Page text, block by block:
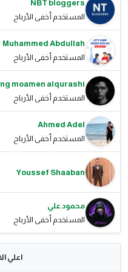
NBT bloggers
المستخدم أخفى الأرباح
Muhammed Abdullah
المستخدم أخفى الأرباح
moamen alqurashi
المستخدم أخفى الأرباح
Ahmed Adel
المستخدم أخفى الأرباح
Youssef Shaaban
محمود علي
المستخدم أخفى الأرباح
اعلي